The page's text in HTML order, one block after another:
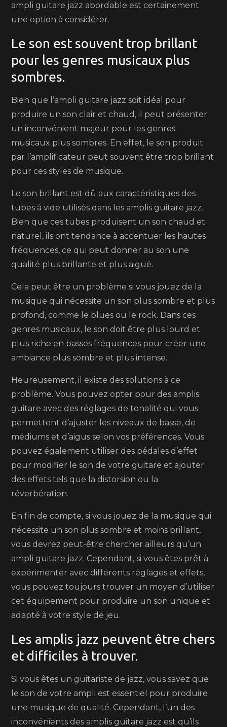
ampli guitare jazz abordable est certainement
une option à considérer.
Le son est souvent trop brillant
pour les genres musicaux plus
sombres.
Bien que l’ampli guitare jazz soit idéal pour
produire un son clair et chaud, il peut présenter
un inconvénient majeur pour les genres
musicaux plus sombres. En effet, le son produit
par l’amplificateur peut souvent être trop brillant
pour ces styles de musique.
Le son brillant est dû aux caractéristiques des
tubes à vide utilisés dans les amplis guitare jazz.
Bien que ces tubes produisent un son chaud et
naturel, ils ont tendance à accentuer les hautes
fréquences, ce qui peut donner au son une
qualité plus brillante et plus aiguë.
Cela peut être un problème si vous jouez de la
musique qui nécessite un son plus sombre et plus
profond, comme le blues ou le rock. Dans ces
genres musicaux, le son doit être plus lourd et
plus riche en basses fréquences pour créer une
ambiance plus sombre et plus intense.
Heureusement, il existe des solutions à ce
problème. Vous pouvez opter pour des amplis
guitare avec des réglages de tonalité qui vous
permettent d’ajuster les niveaux de basse, de
médiums et d’aigus selon vos préférences. Vous
pouvez également utiliser des pédales d’effet
pour modifier le son de votre guitare et ajouter
des effets tels que la distorsion ou la
réverbération.
En fin de compte, si vous jouez de la musique qui
nécessite un son plus sombre et moins brillant,
vous devrez peut-être chercher ailleurs qu’un
ampli guitare jazz. Cependant, si vous êtes prêt à
expérimenter avec différents réglages et effets,
vous pouvez toujours trouver un moyen d’utiliser
cet équipement pour produire un son unique et
adapté à votre style de jeu.
Les amplis jazz peuvent être chers
et difficiles à trouver.
Si vous êtes un guitariste de jazz, vous savez que
le son de votre ampli est essentiel pour produire
une musique de qualité. Cependant, l’un des
inconvénients des amplis guitare jazz est qu’ils